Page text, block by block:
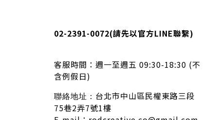
02-2391-0072(請先以官方LINE聯繫)
客服時間： 週一至週五 09:30-18:30 (不
含例假日)
聯絡地址： 台北市中山區民權東路三段
75巷2弄7號1樓